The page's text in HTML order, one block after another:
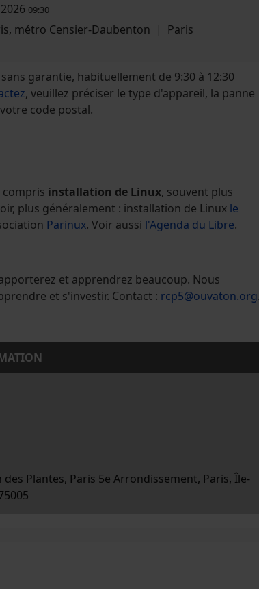
09:30
métro Censier-Daubenton | Paris
garantie, habituellement de 9:30 à 12:30
, veuillez préciser le type d'appareil, la panne
code postal.
installation de Linux, souvent plus
plus généralement : installation de Linux le
Parinux. Voir aussi l'Agenda du Libre.
et apprendrez beaucoup. Nous
et s'investir. Contact : rcp5@ouvaton.org.
Plantes, Paris 5e Arrondissement, Paris, Île-